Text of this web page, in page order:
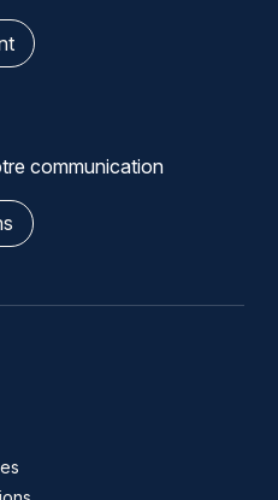
communication